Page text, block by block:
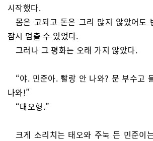
시작했다.
몸은 고되고 돈은 그리 많지 않았어도
잠시 멈출 수 있었다.
그러나 그 평화는 오래 가지 않았다.
“야. 민준아. 빨랑 안 나와? 문 부수고
나와!”
“태오형.”
크게 소리치는 태오와 주눅 든 민준이